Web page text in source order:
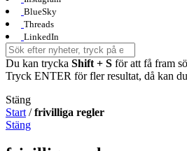
BlueSky
Threads
LinkedIn
Du kan trycka Shift + S för att få fram
Tryck ENTER för fler resultat, då kan
Stäng
Start /frivilliga regler
Stäng